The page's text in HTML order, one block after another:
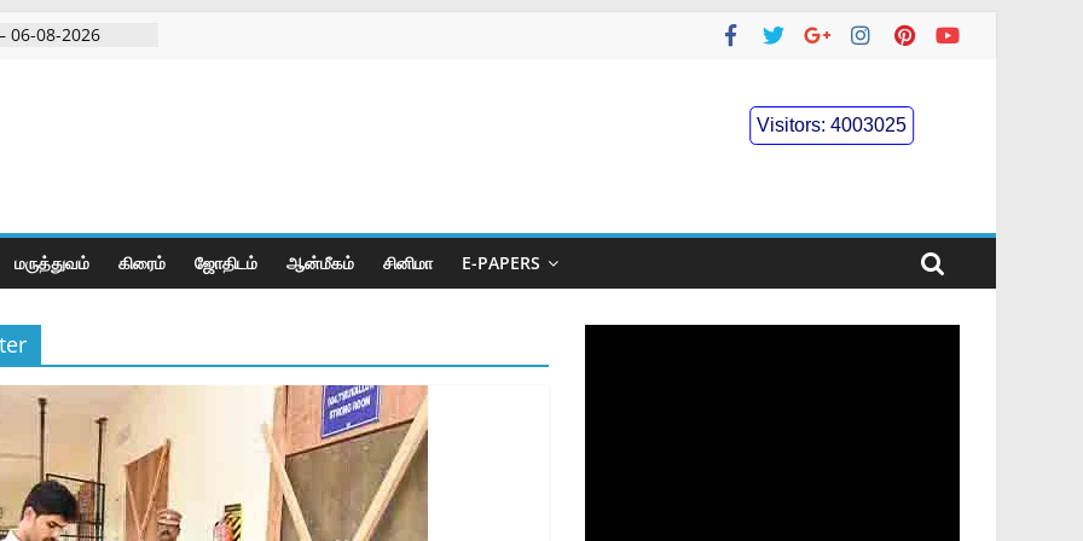
06-08-2026
Visitors:4003025
மருத்துவம் கிரைம் ஜோ‌திட‌ம் ஆன்மீகம் சினிமா E-PAPERS